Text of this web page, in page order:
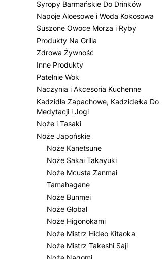
Syropy Barmańskie Do Drinków
Napoje Aloesowe i Woda Kokosowa
Suszone Owoce Morza i Ryby
Produkty Na Grilla
Zdrowa Żywność
Inne Produkty
Patelnie Wok
Naczynia i Akcesoria Kuchenne
Kadzidła Zapachowe, Kadzidełka Do
Medytacji i Jogi
Noże i Tasaki
Noże Japońskie
Noże Kanetsune
Noże Sakai Takayuki
Noże Mcusta Zanmai
Tamahagane
Noże Bunmei
Noże Global
Noże Higonokami
Noże Mistrz Hideo Kitaoka
Noże Mistrz Takeshi Saji